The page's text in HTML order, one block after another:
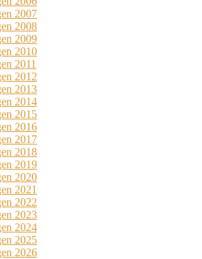
2007
2008
2009
2010
2011
2012
2013
2014
2015
2016
2017
2018
2019
2020
2021
2022
2023
2024
2025
2026